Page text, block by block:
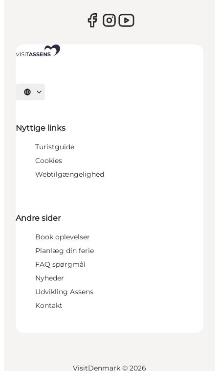
Vælg sprog
Nyttige links
Turistguide
Cookies
Webtilgængelighed
Andre sider
Book oplevelser
Planlæg din ferie
FAQ spørgmål
Nyheder
Udvikling Assens
Kontakt
VisitDenmark © 2026